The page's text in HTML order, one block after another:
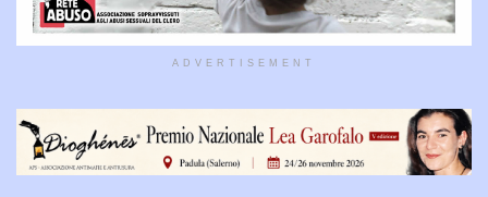
ADVERTISEMENT